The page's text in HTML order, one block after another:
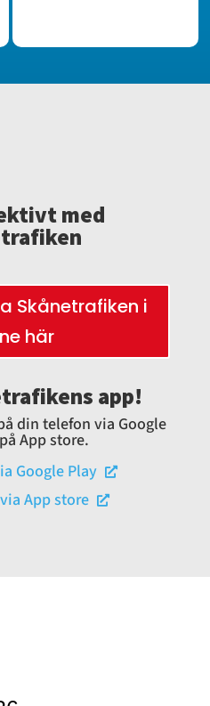
med
Skånetrafiken i
här
app!
din telefon via Google
App store.
Google Play
App store